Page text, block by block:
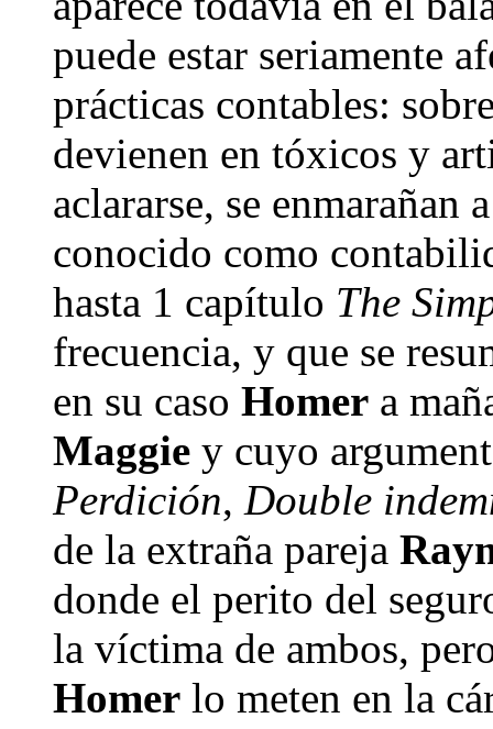
puede estar seriamente
prácticas contables:
devienen en tóxicos y
aclararse, se enmarañan
conocido como
hasta 1 capítulo The
frecuencia, y que se
en su caso Homer a
Maggie y cuyo
Perdición, Double
de la extraña pareja
donde el perito del
la víctima de ambos,
Homer lo meten en la